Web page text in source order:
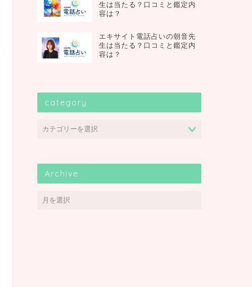
生は当たる？口コミと鑑定内
容は？
エキサイト電話占いの朝音先
生は当たる？口コミと鑑定内
容は？
category
Archive